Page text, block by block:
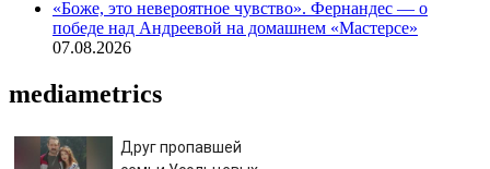
«Боже, это невероятное чувство». Фернандес — о
победе над Андреевой на домашнем «Мастерсе»
07.08.2026
mediametrics
Друг пропавшей